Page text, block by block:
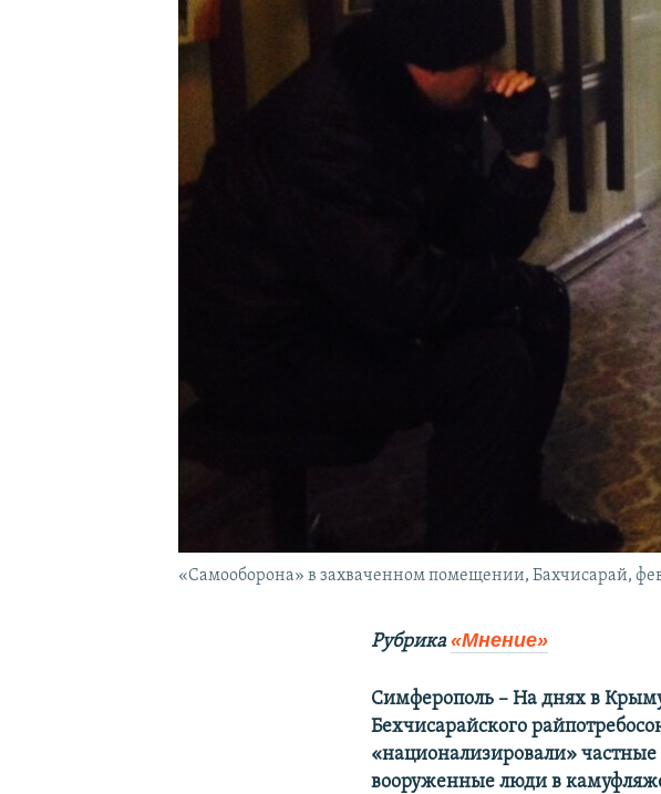
КРЫМ.НЕПОКОРЕННЫЙ
«Самооборона» в захваченном помещении, Бахчисарай,
Рубрика«Мнение»
Симферополь – На днях в
Бехчисарайского
«национализировали»
вооруженные люди в